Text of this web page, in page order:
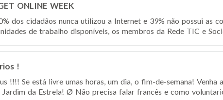
ONLINE WEEK
dos cidadãos nunca utilizou a Internet e 39% não possui as
de trabalho disponíveis, os membros da Rede TIC e
!
!!!! Se está livre umas horas, um dia, o fim-de-semana! Venha
Jardim da Estrela! Ø Não precisa falar francês e como